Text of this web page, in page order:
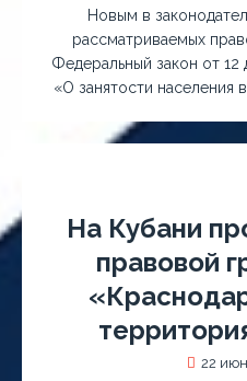
Новым в
рассматриваемых
Федеральный закон от
«О занятости населения
На Кубани
правовой
22